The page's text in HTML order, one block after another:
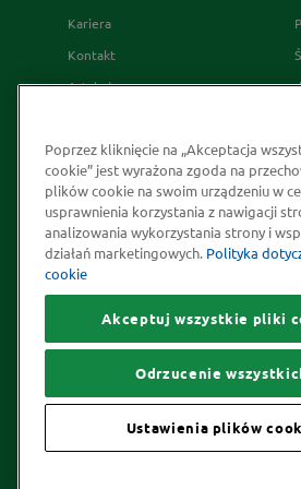
Kariera
Kontakt
Artykuły
Skąd bierzemy nasze przyprawy
Strategia Podatkowa
Społeczna odpowiedzialność
Kakao odpowiedzialnie
pozyskiwane
Prawa autorskie © 2026
Informacje na temat ochrony
Poprzez kliknięcie na „Akceptacja
cookie” jest wyrażona zgoda na
plików cookie na swoim urządzeniu w
usprawnienia korzystania z nawigacji
analizowania wykorzystania strony i
działań marketingowych. Polityka
cookie
Akceptuj wszystkie pliki
Odrzucenie
Ustawienia plików